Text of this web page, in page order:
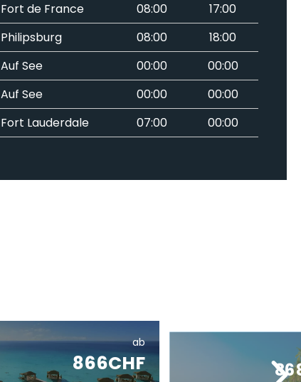
Fort de France 08:00
17:00
Philipsburg 08:00
18:00
Auf See 00:00
00:00
Auf See 00:00
00:00
Fort Lauderdale 07:00 00:00
ab
866CHF